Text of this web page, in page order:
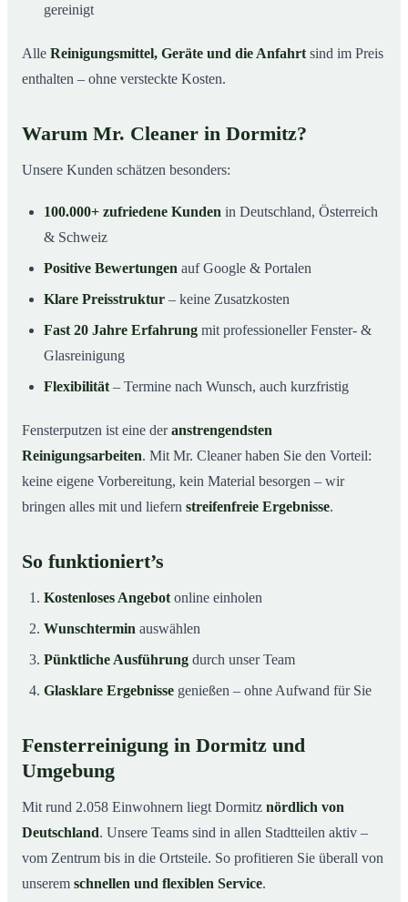
gereinigt
Alle Reinigungsmittel, Geräte und die Anfahrt sind im Preis
enthalten – ohne versteckte Kosten.
Warum Mr. Cleaner in Dormitz?
Unsere Kunden schätzen besonders:
100.000+ zufriedene Kunden in Deutschland, Österreich
& Schweiz
Positive Bewertungen auf Google & Portalen
Klare Preisstruktur – keine Zusatzkosten
Fast 20 Jahre Erfahrung mit professioneller Fenster- &
Glasreinigung
Flexibilität – Termine nach Wunsch, auch kurzfristig
Fensterputzen ist eine deranstrengendsten
Reinigungsarbeiten. Mit Mr. Cleaner haben Sie den Vorteil:
keine eigene Vorbereitung, kein Material besorgen – wir
bringen alles mit und liefern streifenfreie Ergebnisse.
So funktioniert’s
Kostenloses Angebot online einholen
Wunschtermin auswählen
Pünktliche Ausführung durch unser Team
Glasklare Ergebnisse genießen – ohne Aufwand für Sie
Fensterreinigung in Dormitz und
Umgebung
Mit rund 2.058 Einwohnern liegt Dormitz nördlich von
Deutschland. Unsere Teams sind in allen Stadtteilen aktiv –
vom Zentrum bis in die Ortsteile. So profitieren Sie überall von
unserem schnellen und flexiblen Service.